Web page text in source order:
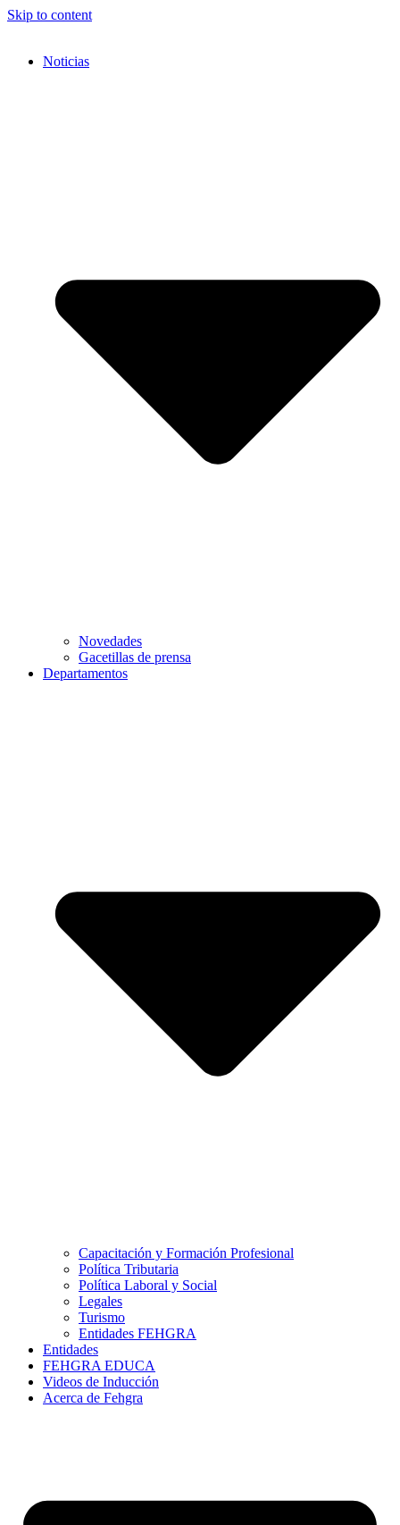
Skip to content
Noticias
Novedades
Gacetillas de prensa
Departamentos
Capacitación y Formación Profesional
Política Tributaria
Política Laboral y Social
Legales
Turismo
Entidades FEHGRA
Entidades
FEHGRA EDUCA
Videos de Inducción
Acerca de Fehgra